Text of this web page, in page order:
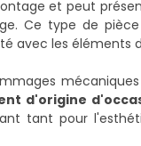
et peut
Ce type de
avec les éléments
d'origine
tant pour